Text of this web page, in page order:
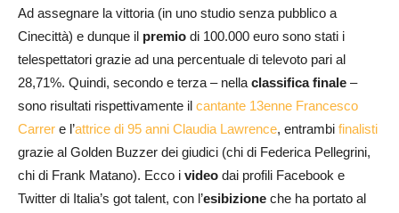
Ad assegnare la vittoria (in uno studio senza pubblico a
Cinecittà) e dunque il premio di 100.000 euro sono stati i
telespettatori grazie ad una percentuale di televoto pari al
28,71%. Quindi, secondo e terza – nella classifica finale –
sono risultati rispettivamente il cantante 13enne Francesco
Carrer e l’attrice di 95 anni Claudia Lawrence, entrambi finalisti
grazie al Golden Buzzer dei giudici (chi di Federica Pellegrini,
chi di Frank Matano). Ecco i video dai profili Facebook e
Twitter di Italia’s got talent, con l’esibizione che ha portato al